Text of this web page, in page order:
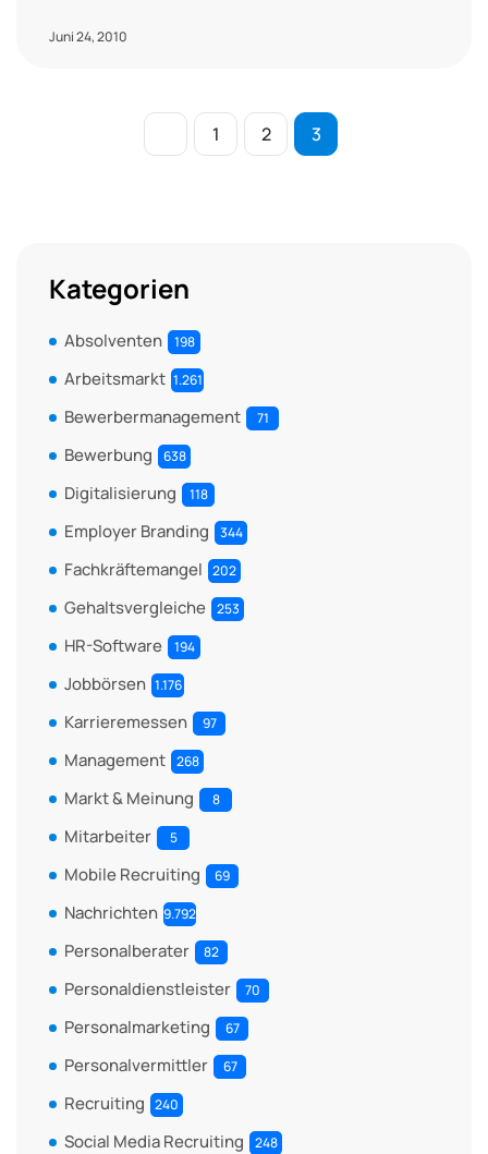
Juni 24, 2010
1 2 3
Kategorien
Absolventen 198
Arbeitsmarkt 1.261
Bewerbermanagement 71
Bewerbung 638
Digitalisierung 118
Employer Branding 344
Fachkräftemangel 202
Gehaltsvergleiche 253
HR-Software 194
Jobbörsen 1.176
Karrieremessen 97
Management 268
Markt & Meinung 8
Mitarbeiter 5
Mobile Recruiting 69
Nachrichten 9.792
Personalberater 82
Personaldienstleister 70
Personalmarketing 67
Personalvermittler 67
Recruiting 240
Social Media Recruiting 248